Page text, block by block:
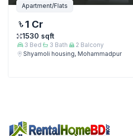
Apartment/Flats
1 Cr
1530 sqft
3 Bed 3 Bath 2 Balcony
Shyamoli housing, Mohammadpur